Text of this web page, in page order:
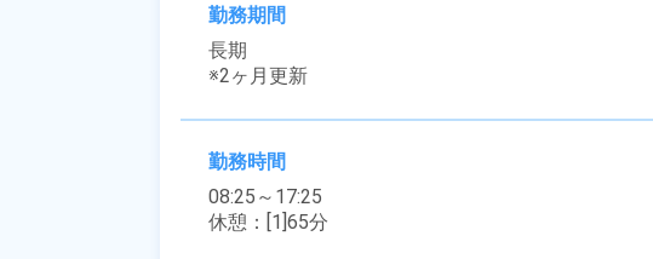
勤務期間
長期
※2ヶ月更新
勤務時間
08:25～17:25
休憩：[1]65分